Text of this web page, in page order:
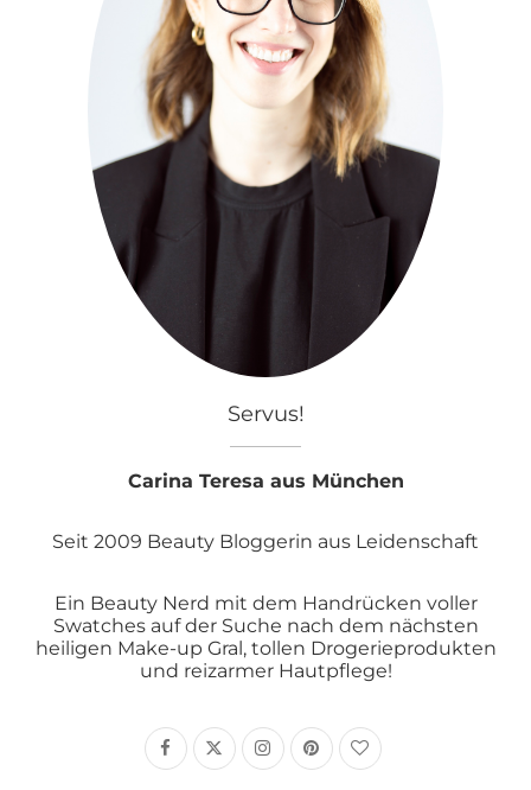
Servus!
Carina Teresa aus München
Seit 2009 Beauty Bloggerin aus Leidenschaft
Ein Beauty Nerd mit dem Handrücken voller
Swatches auf der Suche nach dem nächsten
heiligen Make-up Gral, tollen Drogerieprodukten
und reizarmer Hautpflege!